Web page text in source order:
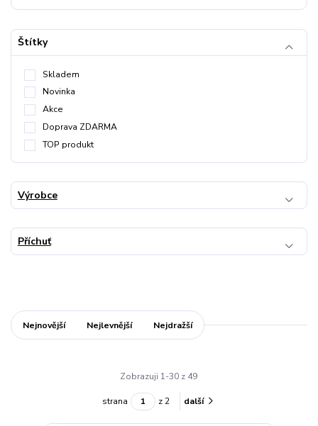
Štítky
Skladem
Novinka
Akce
Doprava ZDARMA
TOP produkt
Výrobce
Příchuť
Nejnovější Nejlevnější Nejdražší
Zobrazuji 1-30 z 49
strana z 2 další